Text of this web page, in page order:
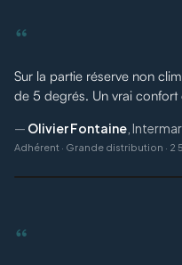
“
Sur la partie réserve non
de 5 degrés. Un vrai
— Olivier Fontaine
Adhérent · Grande distribution · 2
“